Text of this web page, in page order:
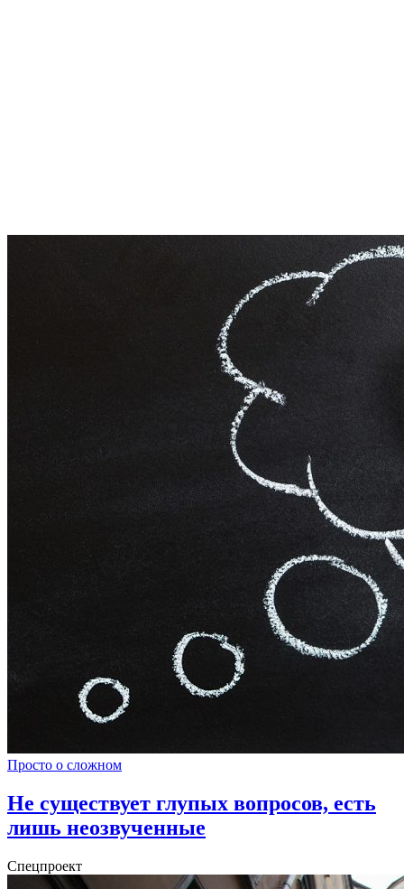
Просто о сложном
Не существует глупых вопросов, есть
лишь неозвученные
Спецпроект